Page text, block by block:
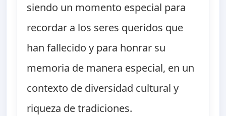
siendo un momento especial para
recordar a los seres queridos que
han fallecido y para honrar su
memoria de manera especial, en un
contexto de diversidad cultural y
riqueza de tradiciones.